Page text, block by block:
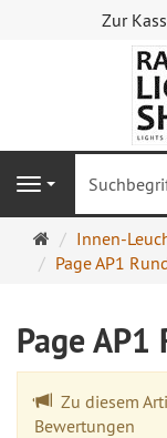
Zur
Navigation
Startseite
Innen-
Page AP1
Page AP1
Zu diesem
Bewertungen